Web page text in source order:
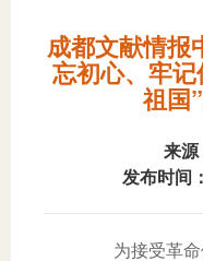
成都文献情报
忘初心、牢
祖国
来源
发布时间：
为接受革命